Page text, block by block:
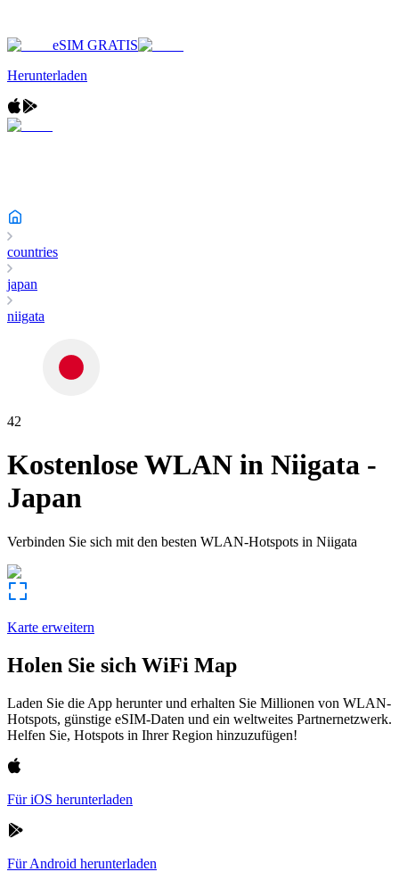
eSIM GRATIS
Herunterladen
countries
japan
niigata
42
Kostenlose WLAN in Niigata -
Japan
Verbinden Sie sich mit den besten WLAN-Hotspots in Niigata
Karte erweitern
Holen Sie sich WiFi Map
Laden Sie die App herunter und erhalten Sie Millionen von WLAN-
Hotspots, günstige eSIM-Daten und ein weltweites Partnernetzwerk.
Helfen Sie, Hotspots in Ihrer Region hinzuzufügen!
Für iOS herunterladen
Für Android herunterladen